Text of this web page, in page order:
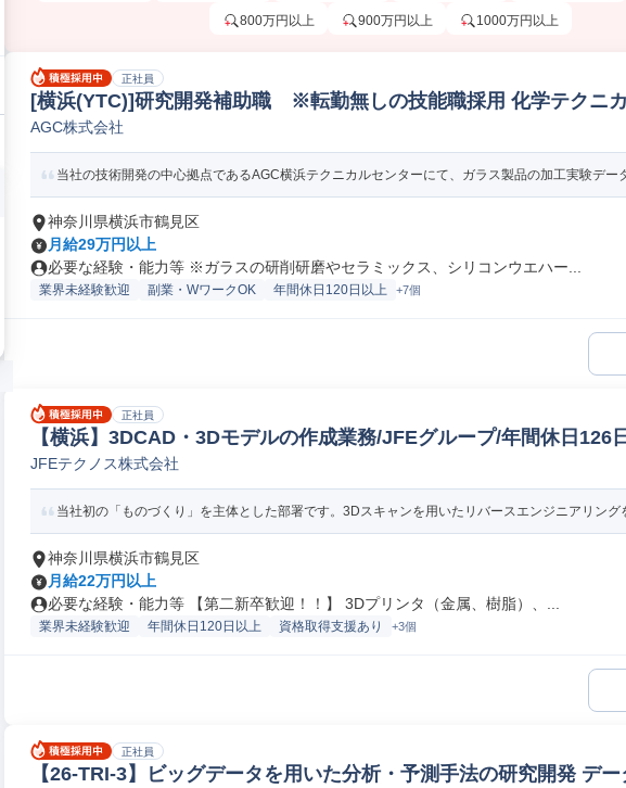
800万円以上 900万円以上 1000万円以上
正社員
[横浜(YTC)]研究開発補助職 ※転勤無しの技能職採用 化学テクニ
AGC株式会社
当社の技術開発の中心拠点であるAGC横浜テクニカルセンターにて、ガラス製品の加工実験デー
神奈川県横浜市鶴見区
月給29万円以上
必要な経験・能力等 ※ガラスの研削研磨やセラミックス、シリコンウエハー...
業界未経験歓迎 副業・WワークOK 年間休日120日以上 +7個
正社員
【横浜】3DCAD・3Dモデルの作成業務/JFEグループ/年間休日126
験/テスト(機械/電気/電子製品専門職)
JFEテクノス株式会社
当社初の「ものづくり」を主体とした部署です。3Dスキャンを用いたリバースエンジニアリング
神奈川県横浜市鶴見区
月給22万円以上
必要な経験・能力等 【第二新卒歓迎！！】 3Dプリンタ（金属、樹脂）、...
業界未経験歓迎 年間休日120日以上 資格取得支援あり +3個
正社員
【26-TRI-3】ビッグデータを用いた分析・予測手法の研究開発 デ